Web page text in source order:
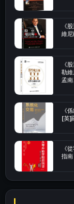
《
維
《
勒
孟南
《
[英]
《
指